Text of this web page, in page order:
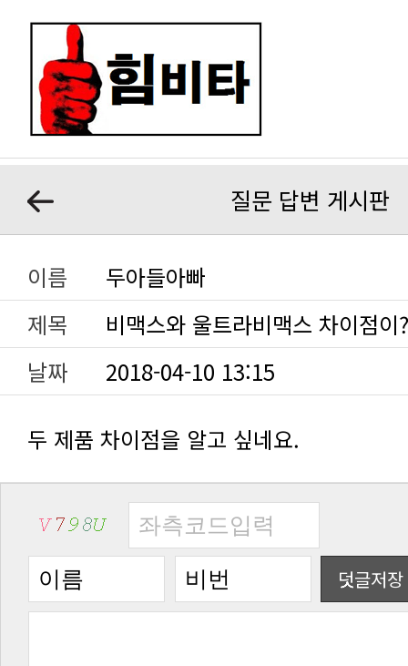
질문 답변 게시판
이름
두아들아빠
제목
비맥스와 울트라비맥스 차이점이?
날짜
2018-04-10 13:15
두 제품 차이점을 알고 싶네요.
덧글저장